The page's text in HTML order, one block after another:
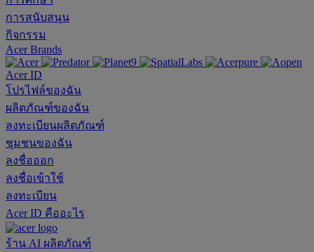
การสนับสนุน
กิจกรรม
Acer Brands
Acer ID
โปรไฟล์ของฉัน
ผลิตภัณฑ์ของฉัน
ลงทะเบียนผลิตภัณฑ์
ชุมชนของฉัน
ลงชื่อออก
ลงชื่อเข้าใช้
ลงทะเบียน
Acer ID คืออะไร
ร้าน AI ผลิตภัณฑ์